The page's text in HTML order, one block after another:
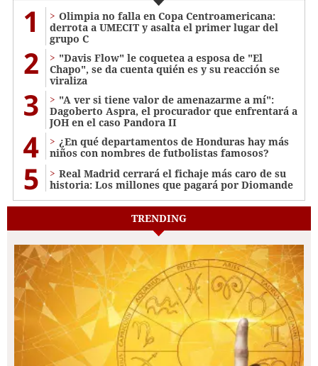
1
Olimpia no falla en Copa Centroamericana:
derrota a UMECIT y asalta el primer lugar del
grupo C
2
"Davis Flow" le coquetea a esposa de "El
Chapo", se da cuenta quién es y su reacción se
viraliza
3
"A ver si tiene valor de amenazarme a mí":
Dagoberto Aspra, el procurador que enfrentará a
JOH en el caso Pandora II
4
¿En qué departamentos de Honduras hay más
niños con nombres de futbolistas famosos?
5
Real Madrid cerrará el fichaje más caro de su
historia: Los millones que pagará por Diomande
TRENDING